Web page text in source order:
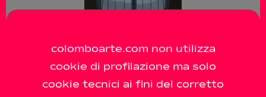
colomboarte.com non utilizza
cookie di profilazione ma solo
cookie tecnici ai fini del corretto